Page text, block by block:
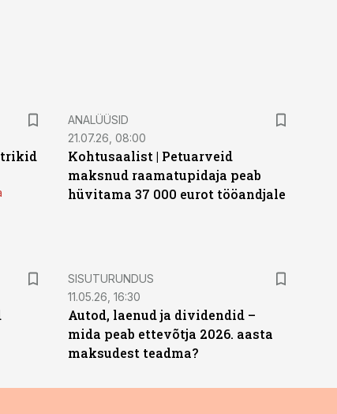
trikid
ANALÜÜSID
21.07.26, 08:00
Kohtusaalist | Petuarveid
maksnud raamatupidaja peab
hüvitama 37 000 eurot tööandjale
ST
SISUTURUNDUS
11.05.26, 16:30
Autod, laenud ja dividendid –
mida peab ettevõtja 2026. aasta
maksudest teadma?